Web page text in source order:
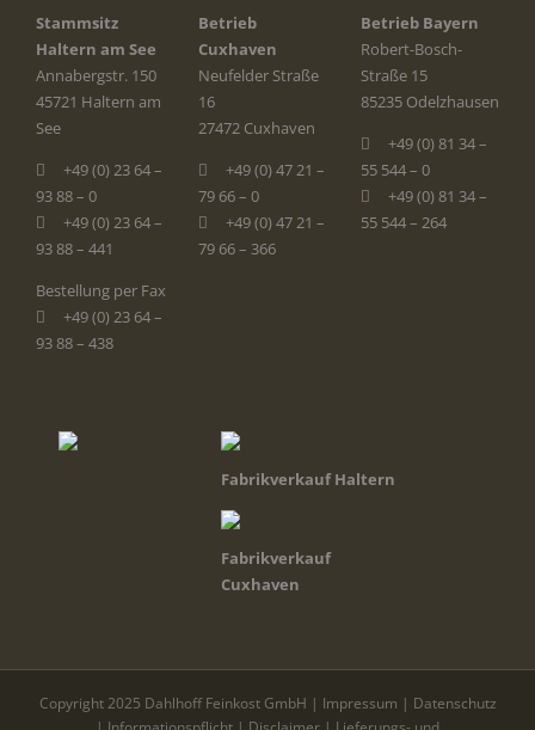
Stammsitz
Haltern am See
Annabergstr. 150
45721 Haltern am
See
+49 (0) 23 64 –
93 88 – 0
+49 (0) 23 64 –
93 88 – 441
Bestellung per Fax
+49 (0) 23 64 –
93 88 – 438
Betrieb
Cuxhaven
Neufelder Straße
16
27472 Cuxhaven
+49 (0) 47 21 –
79 66 – 0
+49 (0) 47 21 –
79 66 – 366
Betrieb Bayern
Robert-Bosch-
Straße 15
85235 Odelzhausen
+49 (0) 81 34 –
55 544 – 0
+49 (0) 81 34 –
55 544 – 264
Fabrikverkauf Haltern
Fabrikverkauf
Cuxhaven
Copyright 2025 Dahlhoff Feinkost GmbH | Impressum | Datenschutz